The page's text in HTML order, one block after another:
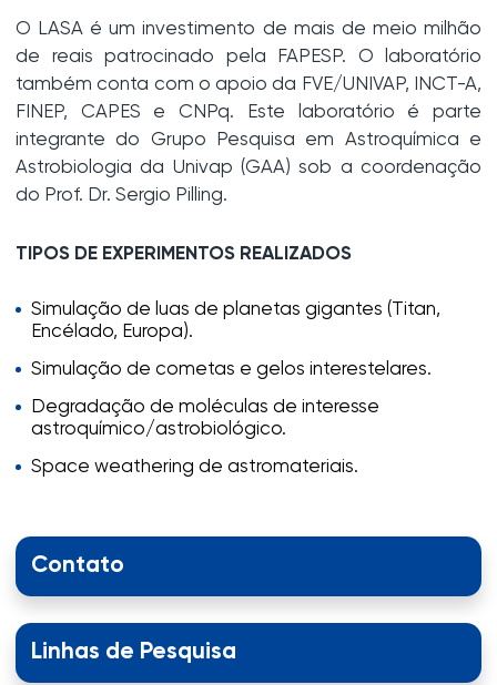
O LASA é um investimento de mais de meio milhão
de reais patrocinado pela FAPESP. O laboratório
também conta com o apoio da FVE/UNIVAP, INCT-A,
FINEP, CAPES e CNPq. Este laboratório é parte
integrante do Grupo Pesquisa em Astroquímica e
Astrobiologia da Univap (GAA) sob a coordenação
do Prof. Dr. Sergio Pilling.
TIPOS DE EXPERIMENTOS REALIZADOS
Simulação de luas de planetas gigantes (Titan,
Encélado, Europa).
Simulação de cometas e gelos interestelares.
Degradação de moléculas de interesse
astroquímico/astrobiológico.
Space weathering de astromateriais.
Contato
Linhas de Pesquisa